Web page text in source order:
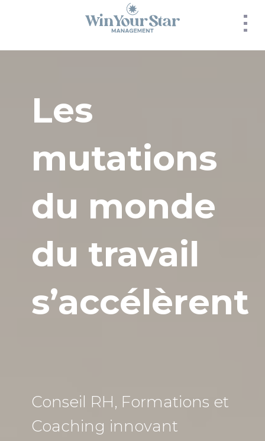
Les
mutations
du monde
du travail
s’accélèrent
Conseil RH, Formations et
Coaching innovant